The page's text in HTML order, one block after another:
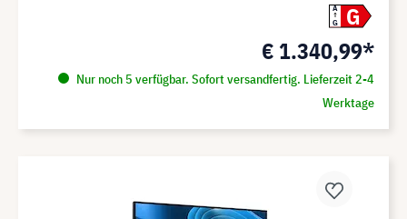
A
G
G
€ 1.340,99*
Nur noch 5 verfügbar. Sofort versandfertig. Lieferzeit 2-4
Werktage